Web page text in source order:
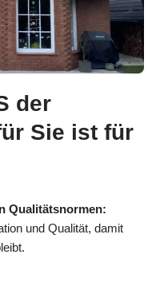
der
Sie ist für
Qualitätsnormen:
und Qualität, damit